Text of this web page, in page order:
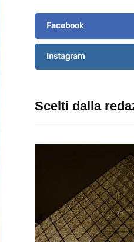
Facebook
Instagram
Scelti dalla